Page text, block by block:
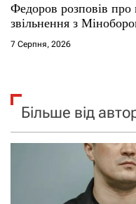
Федоров розповів
звільнення з
7 Серпня, 2026
Більше від